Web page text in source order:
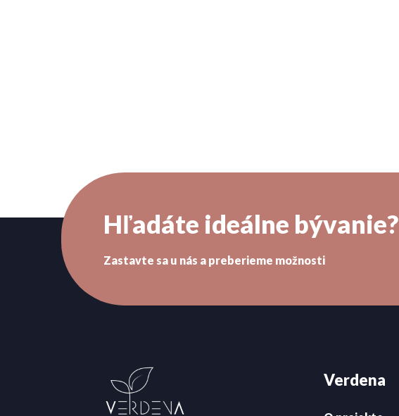
Hľadáte ideálne bývanie?
Zastavte sa u nás a preberieme možnosti
Verdena